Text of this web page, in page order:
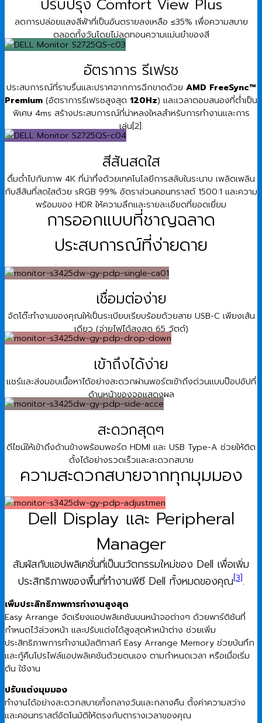
ปรับปรุง Comfort View Plus
ลดการปล่อยแสงสีฟ้าที่เป็นอันตรายลงเหลือ ≤35% เพื่อความสบาย
ตลอดทั้งวันโดยไม่ลดทอนความแม่นยําของสี
อัตราการ รีเฟรช
ประสบการณ์ที่ราบรื่นและปราศจากการฉีกขาดด้วย AMD FreeSync™
Premium (อัตราการรีเฟรชสูงสุด 120Hz) และเวลาตอบสนองที่ต่ําเป็น
พิเศษ 4ms สร้างประสบการณ์ที่น่าหลงใหลสําหรับการทํางานและการ
เล่น[2].
สีสันสดใส
ดื่มด่ำไปกับภาพ 4K ที่น่าทึ่งด้วยเทคโนโลยีการสลับในระนาบ เพลิดเพลิน
กับสีสันที่สดใสด้วย sRGB 99% อัตราส่วนคอนทราสต์ 1500:1 และความ
พร้อมของ HDR ให้ความลึกและรายละเอียดที่ยอดเยี่ยม
การออกแบบที่ชาญฉลาด
ประสบการณ์ที่ง่ายดาย
เชื่อมต่อง่าย
จัดโต๊ะทำงานของคุณให้เป็นระเบียบเรียบร้อยด้วยสาย USB-C เพียงเส้น
เดียว (จ่ายไฟได้สูงสุด 65 วัตต์)
เข้าถึงได้ง่าย
แชร์และส่งมอบเนื้อหาได้อย่างสะดวกผ่านพอร์ตเข้าถึงด่วนแบบป๊อปอัปที่
ด้านหน้าของจอแสดงผล
สะดวกสุดๆ
ดีไซน์ให้เข้าถึงด้านข้างพร้อมพอร์ต HDMI และ USB Type-A ช่วยให้ติด
ตั้งได้อย่างรวดเร็วและสะดวกสบาย
ความสะดวกสบายจากทุกมุมมอง
Dell Display และ Peripheral
Manager
สัมผัสกับแอปพลิเคชั่นที่เป็นนวัตกรรมใหม่ของ Dell เพื่อเพิ่ม
ประสิทธิภาพของพื้นที่ทํางานพีซี Dell ทั้งหมดของคุณ[3].
เพิ่มประสิทธิภาพการทํางานสูงสุด
Easy Arrange จัดเรียงแอปพลิเคชันบนหน้าจอต่างๆ ด้วยพาร์ติชันที่
กำหนดไว้ล่วงหน้า และปรับแต่งได้สูงสุดห้าหน้าต่าง ช่วยเพิ่ม
ประสิทธิภาพการทำงานมัลติทาสก์ Easy Arrange Memory ช่วยบันทึก
และกู้คืนโปรไฟล์แอปพลิเคชันด้วยตนเอง ตามกำหนดเวลา หรือเมื่อเริ่ม
ต้น ใช้งาน
ปรับแต่งมุมมอง
ทำงานได้อย่างสะดวกสบายทั้งกลางวันและกลางคืน ตั้งค่าความสว่าง
และคอนทราสต์อัตโนมัติให้ตรงกับตารางเวลาของคุณ